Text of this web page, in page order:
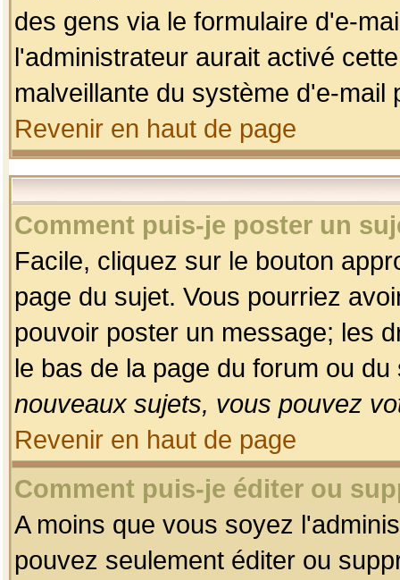
des gens via le formulaire d'e-
l'administrateur aurait activé
malveillante du système d'e-
Revenir en haut de page
Comment puis-je poster un
Facile, cliquez sur le bouton
page du sujet. Vous pourriez
pouvoir poster un message; les
le bas de la page du forum ou
nouveaux sujets, vous pouvez
Revenir en haut de page
Comment puis-je éditer ou
A moins que vous soyez
pouvez seulement éditer ou